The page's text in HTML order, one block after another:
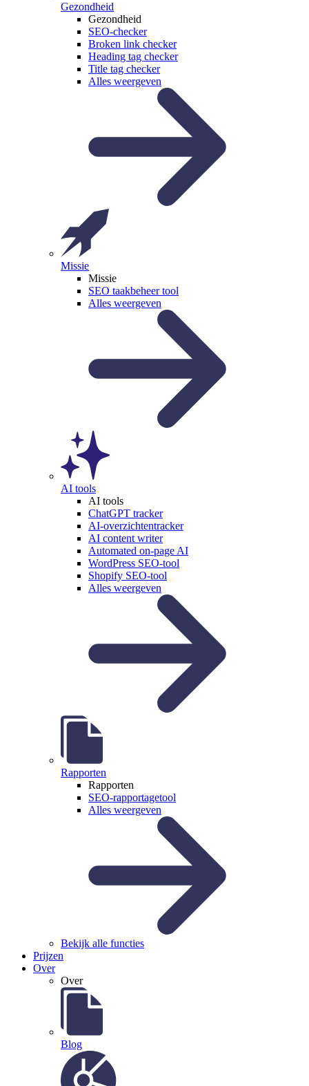
Gezondheid
Gezondheid
SEO-checker
Broken link checker
Heading tag checker
Title tag checker
Alles weergeven
Missie
Missie
SEO taakbeheer tool
Alles weergeven
AI tools
AI tools
ChatGPT tracker
AI-overzichtentracker
AI content writer
Automated on-page AI
WordPress SEO-tool
Shopify SEO-tool
Alles weergeven
Rapporten
Rapporten
SEO-rapportagetool
Alles weergeven
Bekijk alle functies
Prijzen
Over
Over
Blog